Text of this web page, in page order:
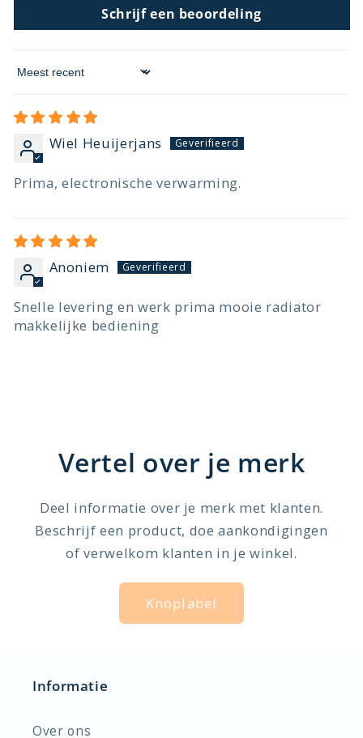
Schrijf een beoordeling
Sort by
Wiel Heuijerjans
Prima, electronische verwarming.
Anoniem
Snelle levering en werk prima mooie radiator
makkelijke bediening
Vertel over je merk
Deel informatie over je merk met klanten.
Beschrijf een product, doe aankondigingen
of verwelkom klanten in je winkel.
Knoplabel
Informatie
Over ons